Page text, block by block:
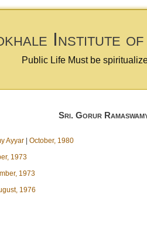
Institute
Public Life Must be
Sri. Gorur
Ayyar
October, 1980
1973
1973
1976